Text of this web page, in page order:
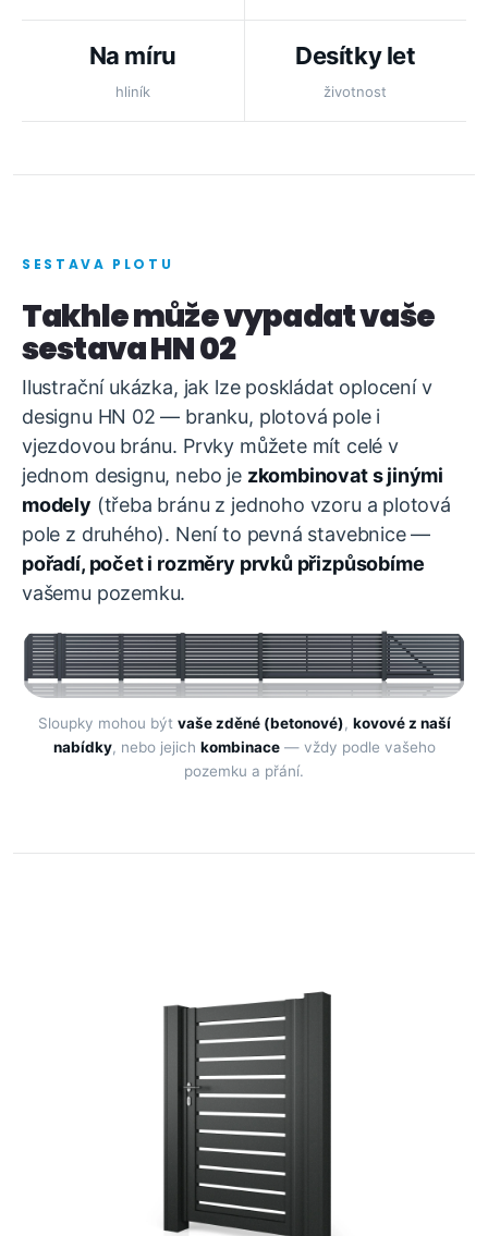
Na míru
hliník
Desítky let
životnost
SESTAVA PLOTU
Takhle může vypadat vaše
sestava HN 02
Ilustrační ukázka, jak lze poskládat oplocení v
designu HN 02 — branku, plotová pole i
vjezdovou bránu. Prvky můžete mít celé v
jednom designu, nebo je zkombinovat s jinými
modely (třeba bránu z jednoho vzoru a plotová
pole z druhého). Není to pevná stavebnice —
pořadí, počet i rozměry prvků přizpůsobíme
vašemu pozemku.
Sloupky mohou být vaše zděné (betonové), kovové z naší
nabídky, nebo jejich kombinace— vždy podle vašeho
pozemku a přání.